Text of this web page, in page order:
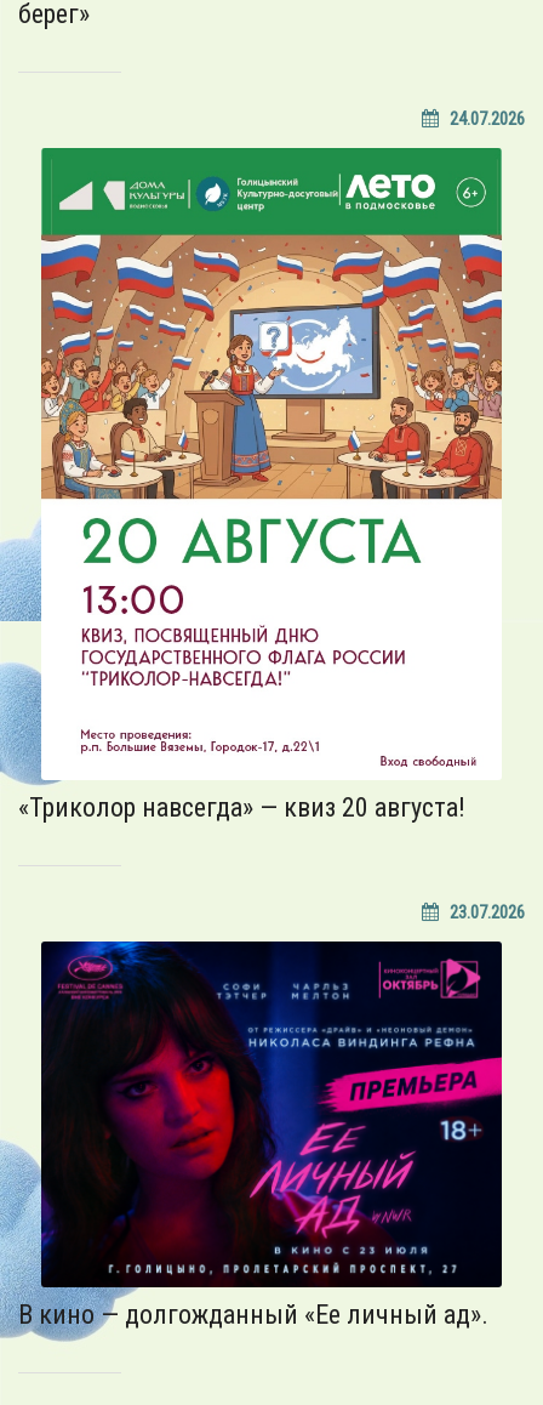
берег»
24.07.2026
«Триколор навсегда» — квиз 20 августа!
23.07.2026
В кино — долгожданный «Ее личный ад».